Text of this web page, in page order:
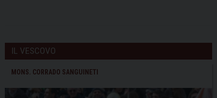
IL VESCOVO
MONS. CORRADO SANGUINETI